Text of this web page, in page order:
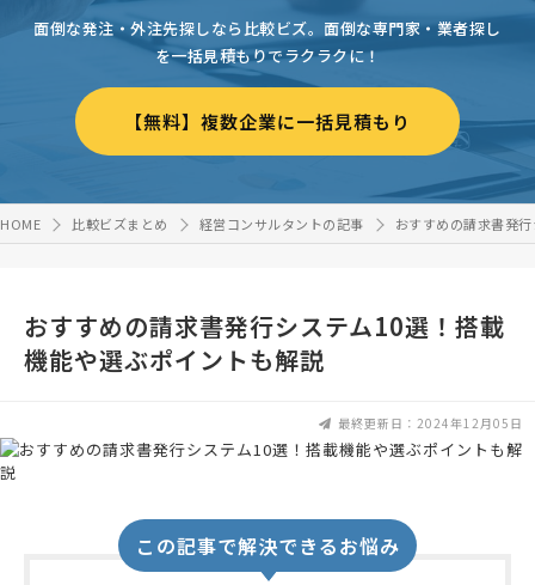
面倒な発注・外注先探しなら比較ビズ。 面倒な専門家・業者探し
を一括見積もりでラクラクに！
【無料】複数企業に一括見積もり
HOME 比較ビズまとめ 経営コンサルタントの記事 おすすめの請求書発
おすすめの請求書発行システム10選！搭載
機能や選ぶポイントも解説
最終更新日：2024年12月05日
この記事で解決できるお悩み